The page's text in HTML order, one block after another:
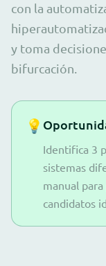
con la
y toma
bifurcación.
💡
Identifica 3
sistemas
manual
candidatos